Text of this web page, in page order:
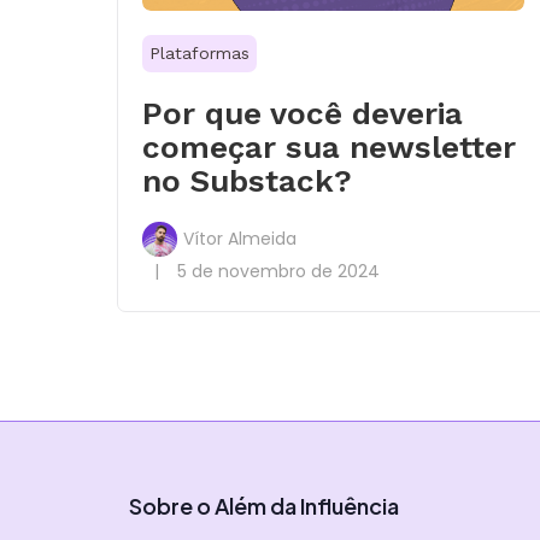
Plataformas
Por que você deveria
começar sua newsletter
no Substack?
Vítor Almeida
|
5 de novembro de 2024
Sobre o Além da Influência